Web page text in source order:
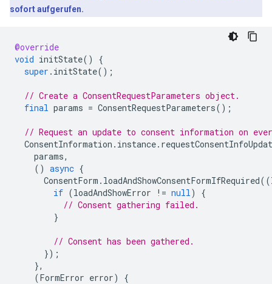
sofort aufgerufen.
@override
void initState()
{
super . initState();
// Create a ConsentRequestParameters object.
final params = ConsentRequestParameters();
// Request an update to consent information on
ConsentInformation . instance.
params,
() async {
ConsentForm . loadAndShowConsentFormIfRequired((
if (loadAndShowError != null)
{
// Consent gathering failed.
}
// Consent has been gathered.
});
},
(FormError error) {